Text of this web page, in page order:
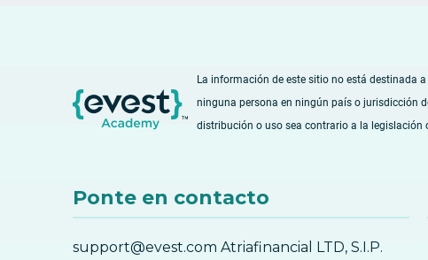
La información de este sitio no está destinada
ninguna persona en ningún país o jurisdicción
distribución o uso sea contrario a la legislación
Ponte en contacto
support@evest.com Atriafinancial LTD, S.I.P.